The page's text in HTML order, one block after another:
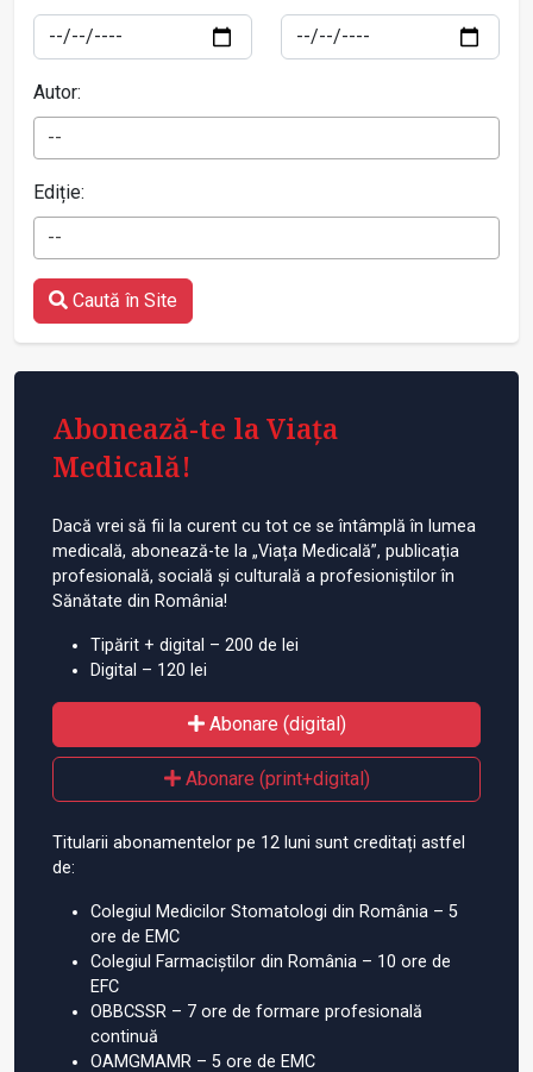
Autor:
--
Ediție:
--
Caută în Site
Abonează-te la Viața
Medicală!
Dacă vrei să fii la curent cu tot ce se întâmplă în lumea
medicală, abonează-te la „Viața Medicală”, publicația
profesională, socială și culturală a profesioniștilor în
Sănătate din România!
Tipărit + digital – 200 de lei
Digital – 120 lei
Abonare (digital)
Abonare (print+digital)
Titularii abonamentelor pe 12 luni sunt creditați astfel
de:
Colegiul Medicilor Stomatologi din România – 5
ore de EMC
Colegiul Farmaciștilor din România – 10 ore de
EFC
OBBCSSR – 7 ore de formare profesională
continuă
OAMGMAMR – 5 ore de EMC